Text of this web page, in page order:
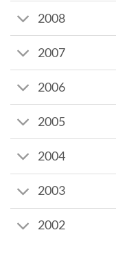
2008
2007
2006
2005
2004
2003
2002